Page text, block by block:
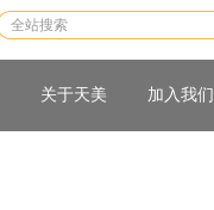
关于天美 加入我们